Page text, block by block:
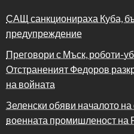
САЩ санкционираха Куба,
предупреждение
Преговори с Мъск, роботи-
Отстраненият Федоров
на войната
Зеленски обяви началото
военната промишленост на